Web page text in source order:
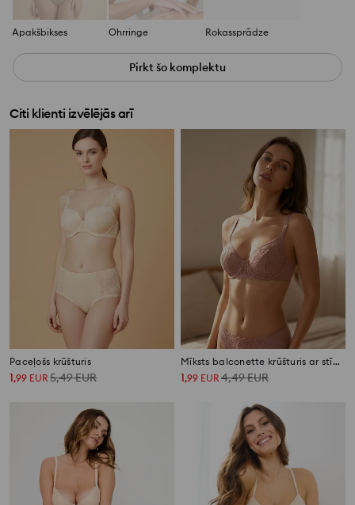
Apakšbikses Ohrringe Rokassprādze
Pirkt šo komplektu
Citi klienti izvēlējās arī
Paceļošs krūšturis
1,99 EUR5,49EUR
Mīksts balconette krūšturis ar stīpiņām no mežģīnēm un tīkliņa
1,99 EUR4,49EUR